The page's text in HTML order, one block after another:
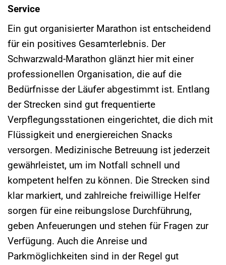
Service
Ein gut organisierter Marathon ist entscheidend
für ein positives Gesamterlebnis. Der
Schwarzwald-Marathon glänzt hier mit einer
professionellen Organisation, die auf die
Bedürfnisse der Läufer abgestimmt ist. Entlang
der Strecken sind gut frequentierte
Verpflegungsstationen eingerichtet, die dich mit
Flüssigkeit und energiereichen Snacks
versorgen. Medizinische Betreuung ist jederzeit
gewährleistet, um im Notfall schnell und
kompetent helfen zu können. Die Strecken sind
klar markiert, und zahlreiche freiwillige Helfer
sorgen für eine reibungslose Durchführung,
geben Anfeuerungen und stehen für Fragen zur
Verfügung. Auch die Anreise und
Parkmöglichkeiten sind in der Regel gut